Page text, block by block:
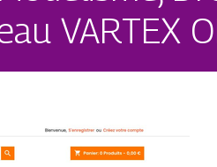
VARTEX